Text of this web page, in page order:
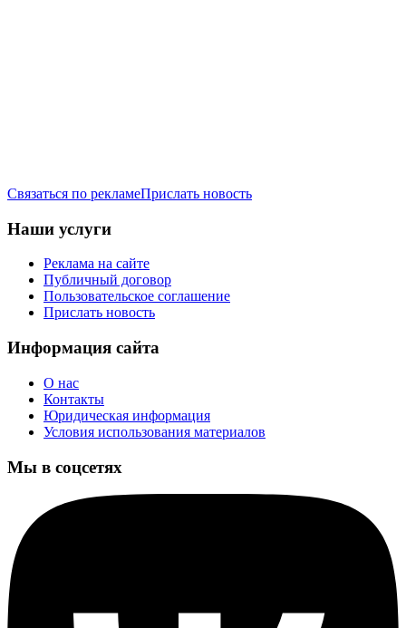
Связаться по рекламеПрислать новость
Наши услуги
Реклама на сайте
Публичный договор
Пользовательское соглашение
Прислать новость
Информация сайта
О нас
Контакты
Юридическая информация
Условия использования материалов
Мы в соцсетях